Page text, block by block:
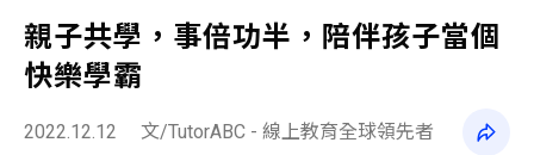
親子共學，事倍功半，陪伴孩子當個
快樂學霸
2022.12.12 文/TutorABC - 線上教育全球領先者